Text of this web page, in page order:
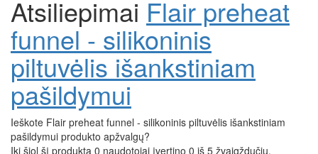
Atsiliepimai Flair preheat
funnel - silikoninis
piltuvėlis išankstiniam
pašildymui
Ieškote Flair preheat funnel - silikoninis piltuvėlis išankstiniam
pašildymui produkto apžvalgų?
Iki šiol šį produktą 0 naudotojai įvertino 0 iš 5 žvaigždučių.